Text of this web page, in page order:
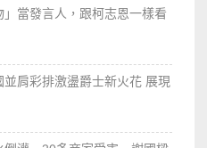
當發言人，跟柯志恩一樣看
肩彩排激盪爵士新火花 展現